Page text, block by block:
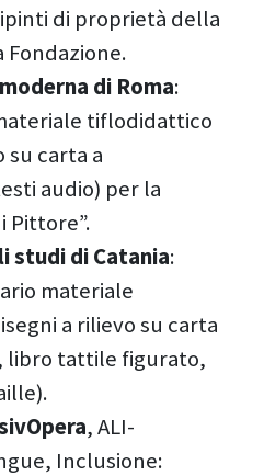
di proprietà della
di Roma:
tiflodidattico
su carta a
audio) per la
Pittore”.
studi di Catania:
materiale
a rilievo su carta
libro tattile figurato,
, ALI-
Inclusione: